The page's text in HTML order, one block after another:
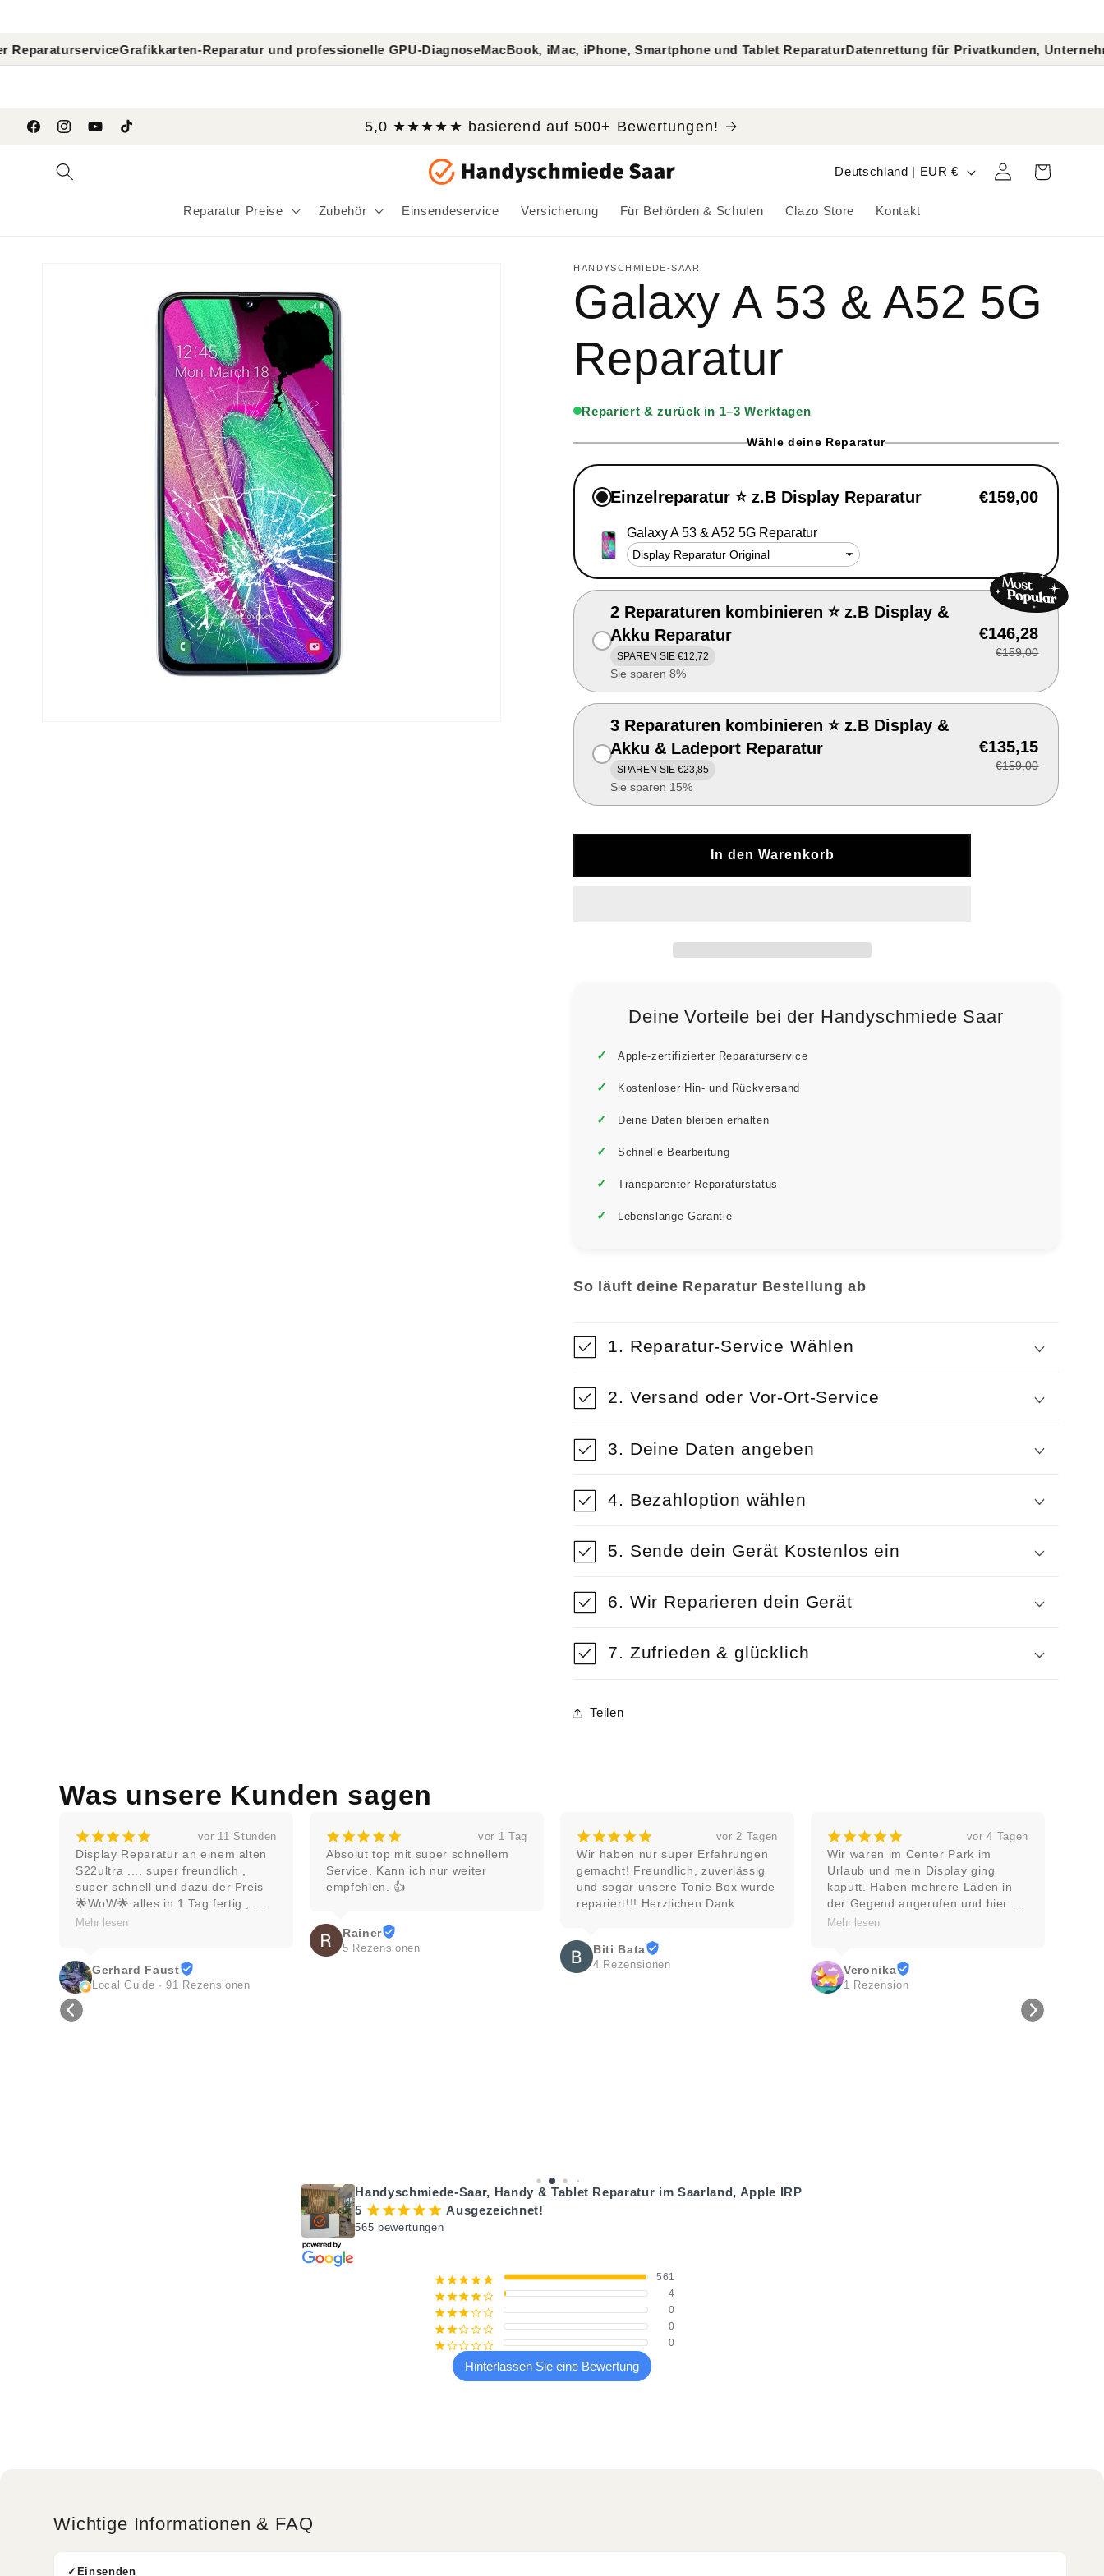
Grafikkarten-Reparatur und professionelle GPU-DiagnoseMacBook, iMac, iPhone, Smartphone und Tablet ReparaturDatenrettung für Privatkunden, Unternehmen und
FacebookInstagramYouTubeTikTok
5,0 ★★★★★ basierend auf 500+ Bewertungen!
Reparatur Preise Zubehör Einsendeservice Versicherung Für Behörden & Schulen Clazo Store Kontakt
L
a
/
i
o
n
Deutschland | EUR € EinloggenWarenkorb
HANDYSCHMIEDE-SAAR
Galaxy A 53 & A52 5G
Reparatur
Repariert & zurück in 1–3 Werktagen
Wähle deine Reparatur
Einzelreparatur ⭐ z.B Display Reparatur €159,00
Galaxy A 53 & A52 5G Reparatur
2 Reparaturen kombinieren ⭐ z.B Display &
Akku Reparatur
SPAREN SIE €12,72
Sie sparen 8%
€146,28
€159,00
3 Reparaturen kombinieren ⭐ z.B Display &
Akku & Ladeport Reparatur
SPAREN SIE €23,85
Sie sparen 15%
€135,15
€159,00
In den Warenkorb
Deine Vorteile bei der Handyschmiede Saar
Apple-zertifizierter Reparaturservice
Kostenloser Hin- und Rückversand
Deine Daten bleiben erhalten
Schnelle Bearbeitung
Transparenter Reparaturstatus
Lebenslange Garantie
So läuft deine Reparatur Bestellung ab
1. Reparatur-Service Wählen
2. Versand oder Vor-Ort-Service
3. Deine Daten angeben
4. Bezahloption wählen
5. Sende dein Gerät Kostenlos ein
6. Wir Reparieren dein Gerät
7. Zufrieden & glücklich
Teilen
Was unsere Kunden sagen
vor 11 Stunden
an einem alten
super freundlich ,
und dazu der Preis
in 1 Tag fertig ,
bestellung ...
das Team ... 👍👍
· 91 Rezensionen
¡¡ ¡ ¡¡ vor 1 Tag
Absolut top mit super schnellem
Service. Kann ich nur weiter
empfehlen. 👍
¡¡ ¡ vor 2 Tagen
Wir haben nur super Erfahrungen
gemacht! Freundlich, zuverlässig
und sogar unsere Tonie Box wurde
repariert!!! Herzlichen Dank
¡¡ ¡ vor 4 Tagen
Wir waren im Center Park im
Urlaub und mein Display ging
kaputt. Haben mehrere Läden in
der Gegend angerufen und hier
das beste Angebot bekommen. Die
supernett und freundlich, sodass
unser Technik-interessiertes Kind
¡¡ ¡
Top Kundenservice
S G
Handyschmiede-Saar, Handy & Tablet Reparatur im Saarland, Apple IRP
5 ¡¡¡¡¡ Ausgezeichnet!
565 bewertungen
¡¡¡¡¡ 561
¡¡¡¡¢ 4
¡¡¡¢¢ 0
¡¡¢¢¢ 0
¡¢¢¢¢ 0
Hinterlassen Sie eine Bewertung
Wichtige Informationen & FAQ
Einsenden